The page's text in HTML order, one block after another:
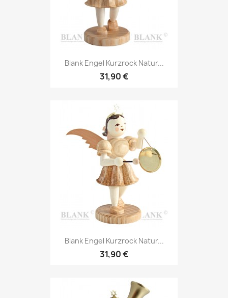
Blank Engel Kurzrock Natur...
31,90 €
Blank Engel Kurzrock Natur...
31,90 €